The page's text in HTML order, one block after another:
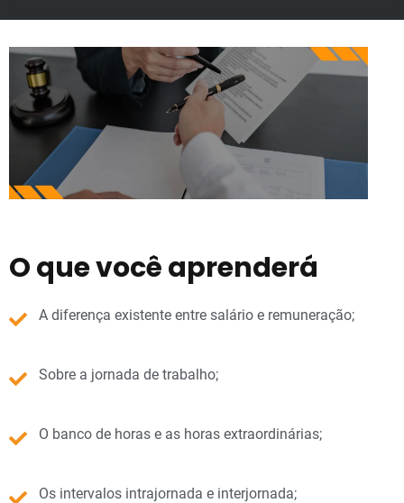
O que você aprenderá
A diferença existente entre salário e remuneração;
Sobre a jornada de trabalho;
O banco de horas e as horas extraordinárias;
Os intervalos intrajornada e interjornada;